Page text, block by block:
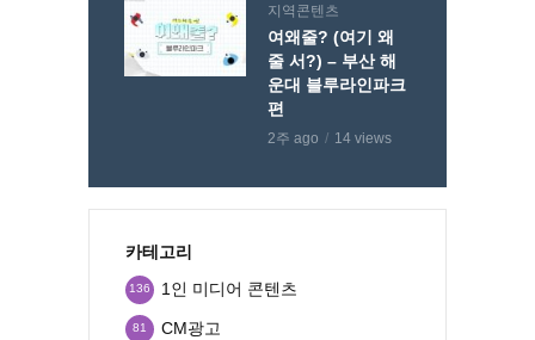
지역콘텐츠
여왜줄? (여기 왜
줄 서?) – 부산 해
운대 블루라인파크
편
2주 ago 14 views
카테고리
1인 미디어 콘텐츠
136
CM광고
81